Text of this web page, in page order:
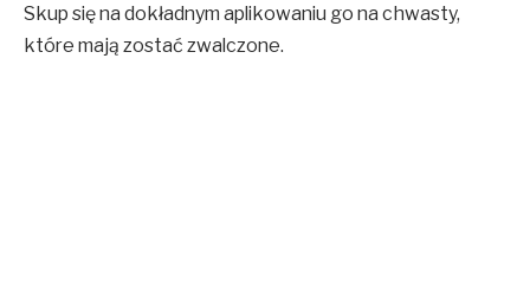
Skup się na dokładnym aplikowaniu go na chwasty,
które mają zostać zwalczone.